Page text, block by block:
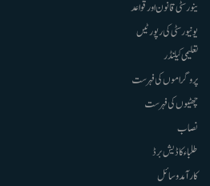
ینورسٹی قانون اور قواعد
یونیورسٹی کی رپورٹیں
تعلیمی کیلنڈر
پروگراموں کی فہرست
چھٹیوں کی فہرست
نصاب
طلباء کا ڈیش برڈ
کارآمد وسائل